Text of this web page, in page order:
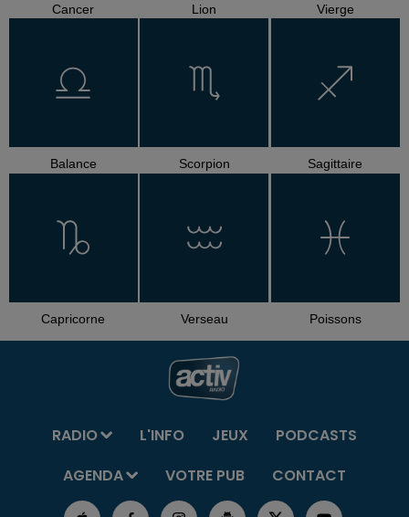
Cancer Lion Vierge
Balance Scorpion Sagittaire
Capricorne Verseau Poissons
RADIO L'INFO JEUX
PODCASTS
AGENDA
VOTRE PUB CONTACT